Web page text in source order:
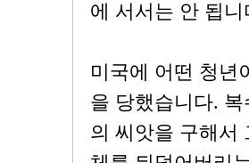
에 서서는 안 됩니
미국에 어떤 청년
을 당했습니다.
의 씨앗을 구해서